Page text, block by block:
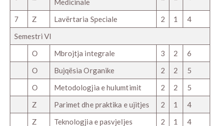
Medicinale
7 Z Lavërtaria Speciale 2 1
4
Semestri VI
O
Mbrojtja integrale 3 2
6
O
Bujqësia Organike 2 2
5
O
Metodologjia e hulumtimit 2 2
5
Z
Parimet dhe praktika e ujitjes 2 1
4
Z
Teknologjia e pasvjeljes 2 1 4